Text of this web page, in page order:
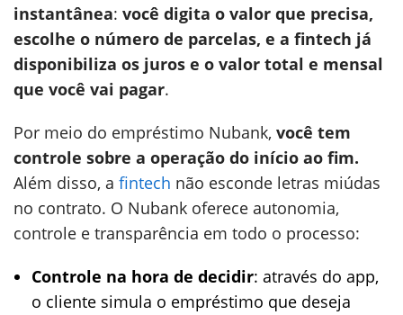
instantânea: você digita o valor que precisa,
escolhe o número de parcelas, e a fintech já
disponibiliza os juros e o valor total e mensal
que você vai pagar.
Por meio do empréstimo Nubank, você tem
controle sobre a operação do início ao fim.
Além disso, a fintech não esconde letras miúdas
no contrato. O Nubank oferece autonomia,
controle e transparência em todo o processo:
Controle na hora de decidir: através do app,
o cliente simula o empréstimo que deseja